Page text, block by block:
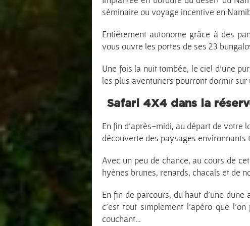
séminaire ou voyage incentive en
Entièrement autonome grâce à des
vous ouvre les portes de ses 23
Une fois la nuit tombée, le ciel d’une
les plus aventuriers pourront dormir
Safari 4X4 dans la
En fin d’après-midi, au départ de votre
découverte des paysages
Avec un peu de chance, au cours de
hyènes brunes, renards, chacals et de
En fin de parcours, du haut d’une
c’est tout simplement l’apéro que
couchant…